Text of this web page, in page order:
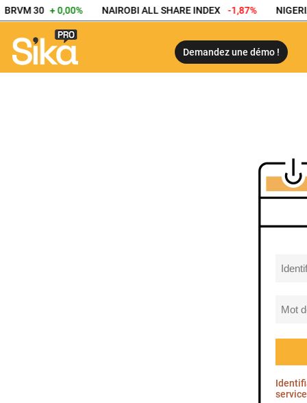
BRVM 30 + 0,00% NAIROBI ALL SHARE INDEX -1,87%
Demandez une démo !